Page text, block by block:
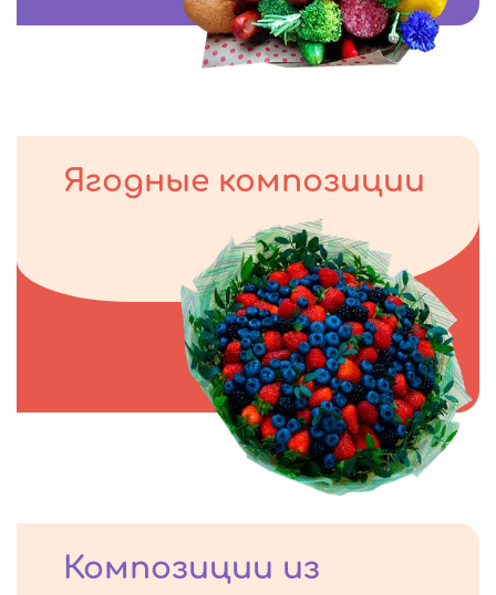
Ягодные композиции
Композиции из